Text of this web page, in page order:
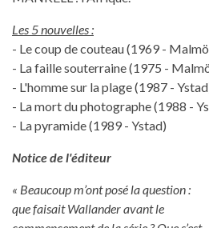
Les 5 nouvelles :
- Le coup de couteau (1969 -
- La faille souterraine (1975 -
- L'homme sur la plage (1987 -
- La mort du photographe (1988 -
- La pyramide (1989 - Ystad)
Notice de l'éditeur
« Beaucoup m’ont posé la question :
que faisait Wallander avant le